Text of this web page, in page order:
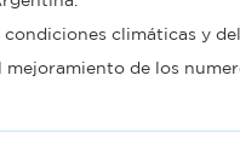
climáticas y
de los